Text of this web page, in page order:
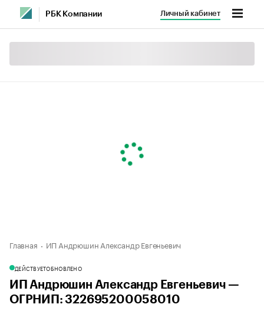
РБК Компании Личный кабинет
Главная ИП Андрюшин Александр Евгеньевич
ДЕЙСТВУЕТОБНОВЛЕНО
ИП Андрюшин Александр Евгеньевич —
ОГРНИП: 322695200058010